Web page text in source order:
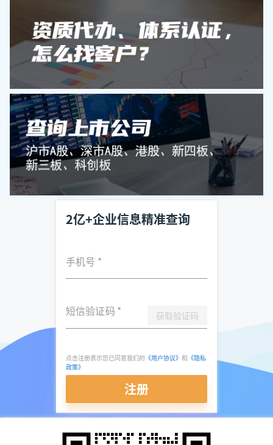
2亿+企业信息精准查询
手机号 *
短信验证码 * 获取验证码
点击注册表示您已同意我们的 《用户协议》 和 《隐私
政策》
注册